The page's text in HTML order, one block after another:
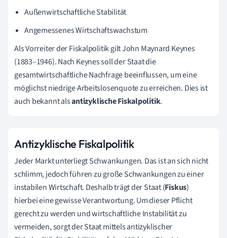
Außenwirtschaftliche Stabilität
Angemessenes Wirtschaftswachstum
Als Vorreiter der Fiskalpolitik gilt John Maynard Keynes
(1883–1946). Nach Keynes soll der Staat die
gesamtwirtschaftliche Nachfrage beeinflussen, um eine
möglichst niedrige Arbeitslosenquote zu erreichen. Dies ist
auch bekannt alsantizyklischeFiskalpolitik.
Antizyklische Fiskalpolitik
Jeder Markt unterliegt Schwankungen. Das ist an sich nicht
schlimm, jedoch führen zu große Schwankungen zu einer
instabilen Wirtschaft. Deshalb trägt der Staat (Fiskus)
hierbei eine gewisse Verantwortung. Um dieser Pflicht
gerecht zu werden und wirtschaftliche Instabilität zu
vermeiden, sorgt der Staat mittels antizyklischer